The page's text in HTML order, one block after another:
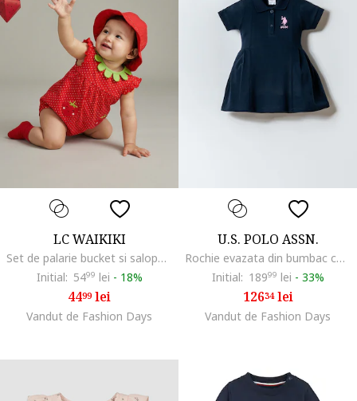
LC WAIKIKI
Set de palarie bucket si salopeta scurta din bumbac - 2 piese, Rosu/Verde lime
Initial: 5499 lei - 18%
4499lei
Vandut de Fashion Days
U.S. POLO ASSN.
Rochie evazata din bumbac cu guler polo, Albastru ultramarin
Initial: 18999 lei - 33%
12634lei
Vandut de Fashion Days